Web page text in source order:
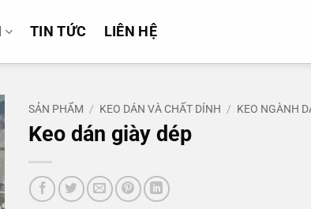
TIN TỨC LIÊN HỆ
SẢN PHẨM / KEO DÁN VÀ CHẤT DÍNH / KEO NGÀNH
Keo dán giày dép